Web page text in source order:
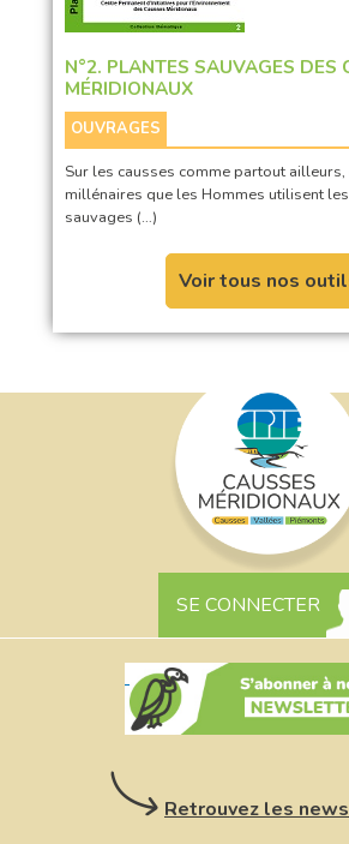
N°2. PLANTES SAUVAGES DES
MÉRIDIONAUX
OUVRAGES
Sur les causses comme partout
millénaires que les Hommes utilisent
sauvages (…)
Voir tous nos
SE CONNECTER
Retrouvez les